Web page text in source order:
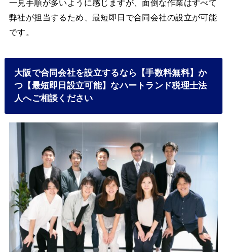
一見手順が多いように感じますが、面倒な作業はすべて
弊社が担当するため、最短即日で合同会社の設立が可能
です。
大阪で合同会社を設立するなら【手数料無料】か
つ【最短即日設立可能】なハートランド税理士法
人へご相談ください